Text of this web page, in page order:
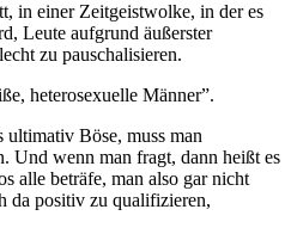
in einer Zeitgeistwolke, in der es
Leute aufgrund äußerster
zu pauschalisieren.
heterosexuelle Männer”.
ultimativ Böse, muss man
Und wenn man fragt, dann heißt es
alle beträfe, man also gar nicht
da positiv zu qualifizieren,